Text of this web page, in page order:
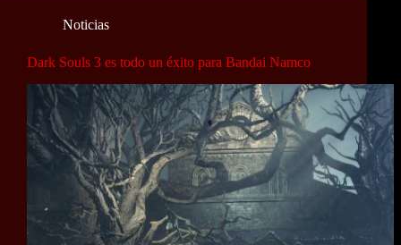
Noticias
Dark Souls 3 es todo un éxito para Bandai Namco